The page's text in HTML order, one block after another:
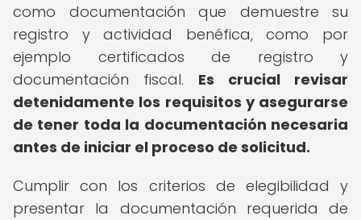
como documentación que demuestre su
registro y actividad benéfica, como por
ejemplo certificados de registro y
documentación fiscal. Es crucial revisar
detenidamente los requisitos y asegurarse
de tener toda la documentación necesaria
antes de iniciar el proceso de solicitud.
Cumplir con los criterios de elegibilidad y
presentar la documentación requerida de